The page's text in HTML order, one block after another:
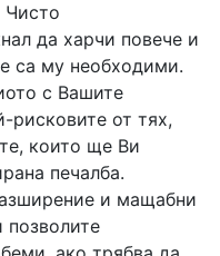
Чисто
да харчи повече и
са му необходими.
с Вашите
рисковите от тях,
които ще Ви
печалба.
и мащабни